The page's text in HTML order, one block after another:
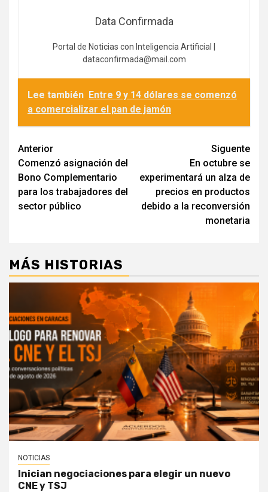
Data Confirmada
Portal de Noticias con Inteligencia Artificial |
dataconfirmada@mail.com
Lee también Entre 9 y 14 dólares se comenzó
a comercializar el pan de jamón
Navegación
de
entradas
Anterior
Comenzó asignación del
Bono Complementario
para los trabajadores del
sector público
Siguente
En octubre se
experimentará un alza de
precios en productos
debido a la reconversión
monetaria
MÁS HISTORIAS
NOTICIAS
Inician negociaciones para elegir un nuevo
CNE y TSJ